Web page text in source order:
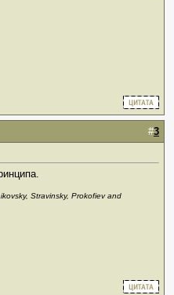
#3
Stravinsky, Prokofiev and